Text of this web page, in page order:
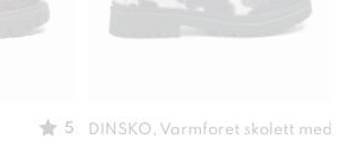
5
DINSKO, Varmforet skolett med